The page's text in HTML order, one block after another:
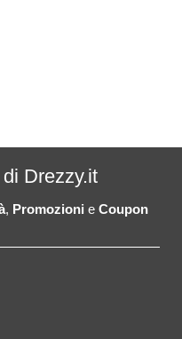
Drezzy.it
, Promozioni e Coupon